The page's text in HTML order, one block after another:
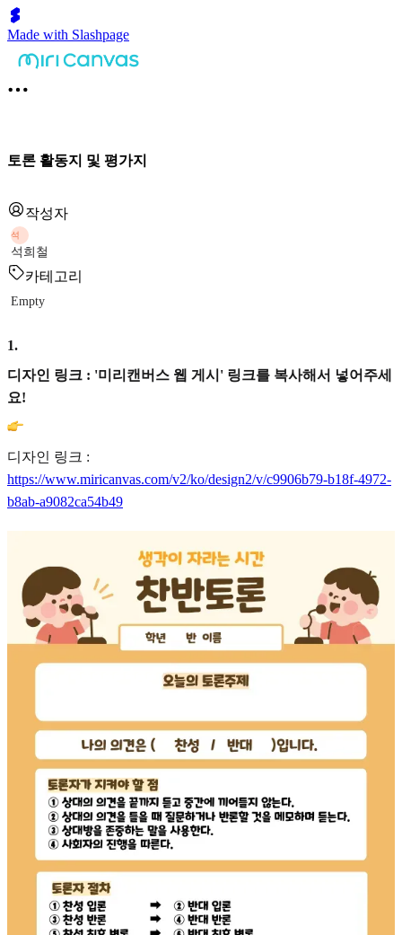
Made with Slashpage
토론 활동지 및 평가지
작성자
석
석희철
카테고리
Empty
1.
디자인 링크 : '미리캔버스 웹 게시' 링크를 복사해서 넣어주세
요!
디자인 링크 :
https://www.miricanvas.com/v2/ko/design2/v/c9906b79-b18f-4972-
b8ab-a9082ca54b49